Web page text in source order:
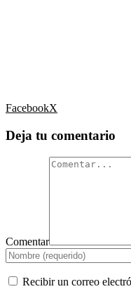
FacebookX
Deja tu comentario
Comentar
Recibir un correo